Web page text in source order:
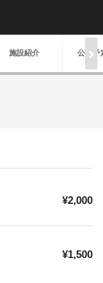
施設紹介 公開予
¥2,000
¥1,500